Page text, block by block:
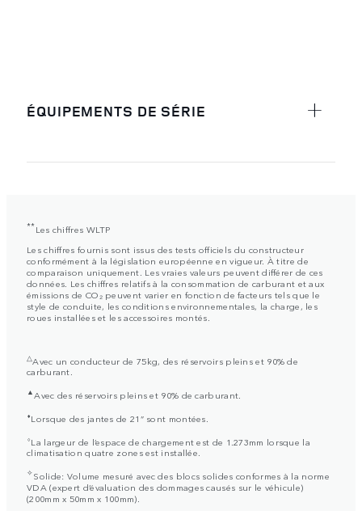
ÉQUIPEMENTS DE SÉRIE
**Les chiffres WLTP
Les chiffres fournis sont issus des tests officiels du constructeur
conformément à la législation européenne en vigueur. À titre de
comparaison uniquement. Les vraies valeurs peuvent différer de ces
données. Les chiffres relatifs à la consommation de carburant et aux
émissions de CO₂ peuvent varier en fonction de facteurs tels que le
style de conduite, les conditions environnementales, la charge, les
roues installées et les accessoires montés.
△ Avec un conducteur de 75kg, des réservoirs pleins et 90% de
carburant.
▲Avec des réservoirs pleins et 90% de carburant.
⬧Lorsque des jantes de 21” sont montées.
⬨La largeur de l’espace de chargement est de 1.273mm lorsque la
climatisation quatre zones est installée.
✧Solide: Volume mesuré avec des blocs solides conformes à la norme
VDA (expert d’évaluation des dommages causés sur le véhicule)
(200mm x 50mm x 100mm).